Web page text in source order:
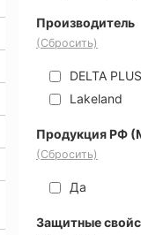
Производитель
(Сбросить)
DELTA PLUS
Lakeland
Продукция РФ
(Сбросить)
Да
Защитные